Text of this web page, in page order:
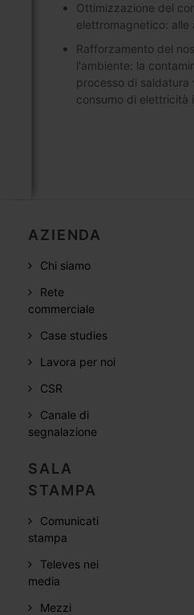
Ottimizzazione del
elettromagnetico: alle
Rafforzamento del
l'ambiente: la
processo di saldatura
consumo di elettricità
AZIENDA
Chi siamo
Rete
commerciale
Case studies
Lavora per noi
CSR
Canale di
segnalazione
SALA
STAMPA
Comunicati
stampa
Televes nei
media
Mezzi